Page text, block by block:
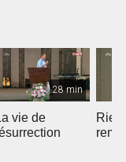
28 min
vie de
Rien